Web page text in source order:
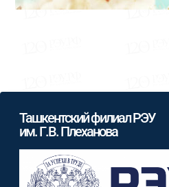
Ташкентский филиал РЭУ
им. Г.В. Плеханова